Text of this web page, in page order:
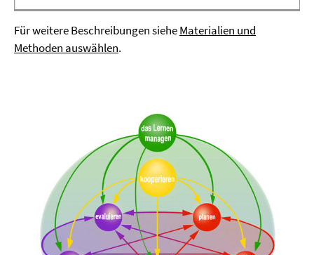
Für weitere Beschreibungen sieheMaterialien und
Methoden auswählen.